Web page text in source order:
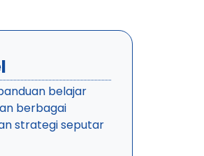
belajar
berbagai
strategi seputar